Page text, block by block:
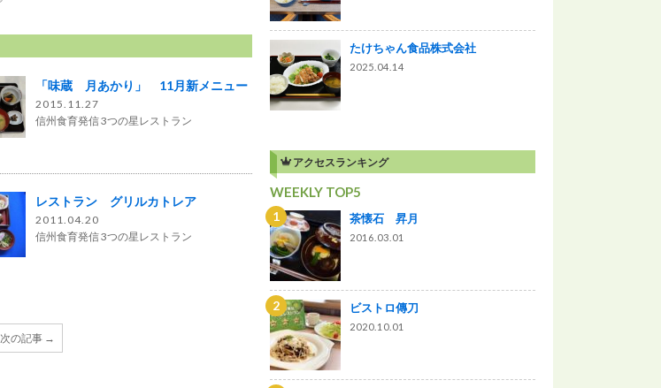
「味蔵 月あかり」 11月新メニュー
2015.11.27
信州食育発信 3つの星レストラン
レストラン グリルカトレア
2011.04.20
信州食育発信 3つの星レストラン
次の記事 →
たけちゃん食品株式会社
2025.04.14
アクセスランキング
WEEKLY TOP5
茶懐石 昇月
2016.03.01
ビストロ傳刀
2020.10.01